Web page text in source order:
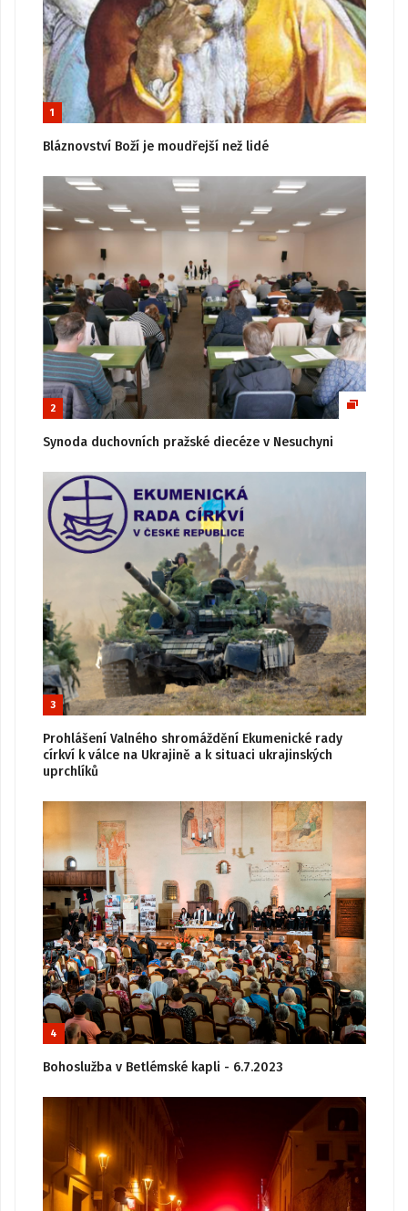
1
Bláznovství Boží je moudřejší než lidé
2
Synoda duchovních pražské diecéze v Nesuchyni
3
Prohlášení Valného shromáždění Ekumenické rady
církví k válce na Ukrajině a k situaci ukrajinských
uprchlíků
4
Bohoslužba v Betlémské kapli - 6.7.2023